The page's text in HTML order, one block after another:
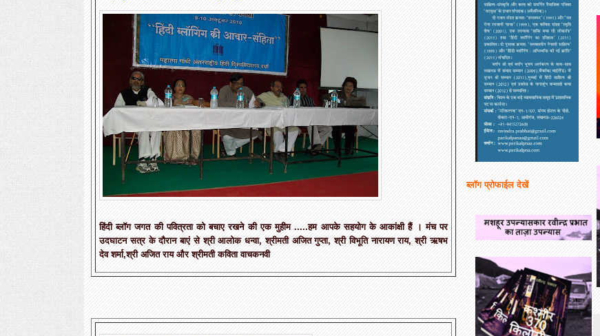
हिंदीब्लॉग जगत की पवित्रता को बचाए रखने की एक मुहीम .....हम आपके सहयोग के आकांक्षी हैं । मंच पर
उदघाटन सत्र के दौरान बाएं से श्री आलोक धन्वा, श्रीमती अजित गुप्ता, श्री विभूति नारायण राय, श्री ऋषभ
देव शर्मा,श्री अजित राय और श्रीमती कविता वाचकनवी
ब्लॉग प्रोफाईल देखें